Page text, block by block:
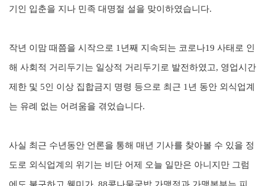
기인 입춘을 지나 민족 대명절 설을 맞이하였습니다.
작년 이맘 때쯤을 시작으로 1 년째 지속되는 코로나19 사태로 인
해 사회적 거리두기는 일상적 거리두기로 발전하였고, 영업시간
제한 및 5인 이상 집합금지 명령 등으로 최근 1 년 동안 외식업계
는 유례 없는 어려움을 겪었습니다.
사실 최근 수년동안 언론을 통해 매년 기사를 찾아볼 수 있을 정
도로 외식업계의 위기는 비단 어제 오늘 일만은 아니지만 그럼